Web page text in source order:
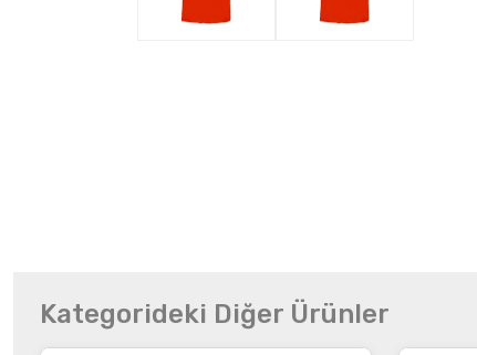
Kategorideki Diğer Ürünler